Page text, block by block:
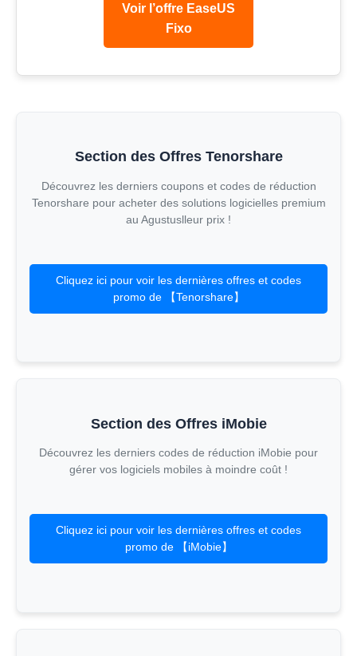
Voir l’offre EaseUS
Fixo
Section des Offres Tenorshare
Découvrez les derniers coupons et codes de réduction
Tenorshare pour acheter des solutions logicielles premium
au Agustuslleur prix !
Cliquez ici pour voir les dernières offres et codes
promo de 【Tenorshare】
Section des Offres iMobie
Découvrez les derniers codes de réduction iMobie pour
gérer vos logiciels mobiles à moindre coût !
Cliquez ici pour voir les dernières offres et codes
promo de 【iMobie】